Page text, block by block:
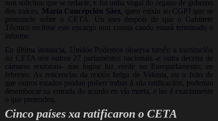
non solicitou que se redacte, e foi unha vogal do órgano de goberno
dos xuíces, María Concepción Sáez, quen esixiu ao CGPJ que se
pronuncie sobre o CETA. Un mes despois de que o Gabinete
Técnico recibise este encargo non consta cando estará terminado o
informe.
En última instancia, Unidos Podemos observa tamén a tramitación
do CETA nos outros 27 parlamentos nacionais -e outra decena de
cámaras rexionais- tras lograr luz verde no Europarlamento, en
febreiro. As reticencias da rexión belga de Valonia, ou o feito de
que outros estados poidan poñerr trabas á súa ratificación, poderían
desembocar na entrada do acordo en vía morta, e iso é exactamente
o que pretenden.
Cinco países xa ratificaron o CETA